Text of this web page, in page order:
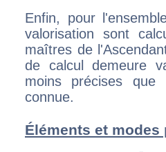
Enfin, pour
valorisation sont
maîtres de
de calcul demeure
moins précises que
connue.
Éléments et modes